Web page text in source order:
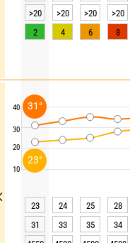
40
30
20
10
>20
>20 >20 >20
2
4 6 8
23 24 25 28
31
33 35 34
23°
31°